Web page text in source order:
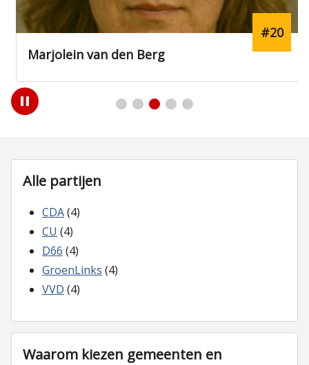
Marjolein van den Berg
#20
Play
/
Alle partijen
CDA(4)
CU (4)
D66 (4)
GroenLinks (4)
VVD (4)
Waarom kiezen gemeenten en